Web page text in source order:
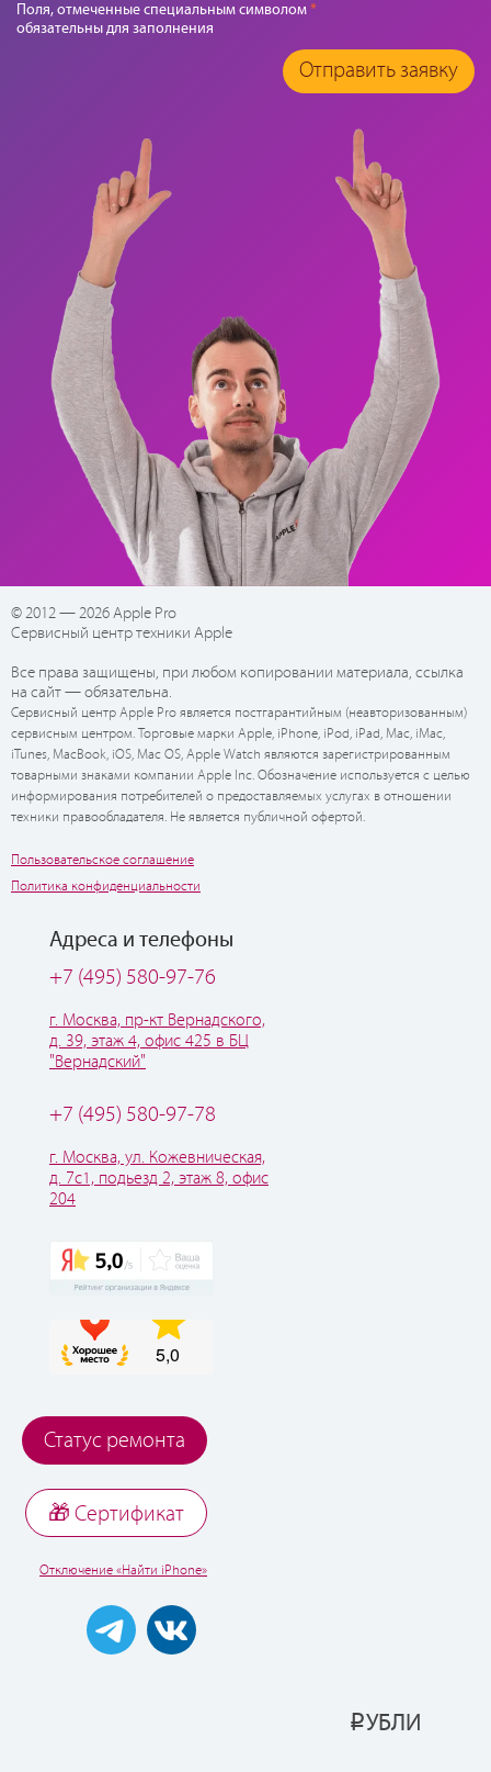
Поля, отмеченные специальным символом*
обязательны для заполнения
Отправить заявку
© 2012 — 2026 Apple Pro
Сервисный центр техники Apple
Все права защищены, при любом копировании материала, ссылка
на сайт — обязательна.
Сервисный центр Apple Pro является постгарантийным (неавторизованным)
сервисным центром. Торговые марки Apple, iPhone, iPod, iPad, Mac, iMac,
iTunes, MacBook, iOS, Mac OS, Apple Watch являются зарегистрированным
товарными знаками компании Apple Inc. Обозначение используется с целью
информирования потребителей о предоставляемых услугах в отношении
техники правообладателя. Не является публичной офертой.
Пользовательское соглашение
Политика конфиденциальности
Адреса и телефоны
+7 (495) 580-97-76
г. Москва, пр-кт Вернадского,
д. 39, этаж 4, офис 425 в БЦ
"Вернадский"
+7 (495) 580-97-78
г. Москва, ул. Кожевническая,
д. 7с1, подьезд 2, этаж 8, офис
204
Статус ремонта
🎁 Cертификат
Отключение «Найти iPhone»
РУБЛИ